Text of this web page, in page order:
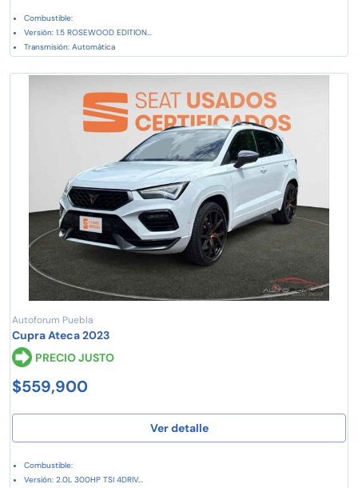
Combustible:
Versión: 1.5 ROSEWOOD EDITION...
Transmisión: Automática
Autoforum Puebla
Cupra Ateca 2023
PRECIO JUSTO
$559,900
Ver detalle
Combustible:
Versión: 2.0L 300HP TSI 4DRIV...